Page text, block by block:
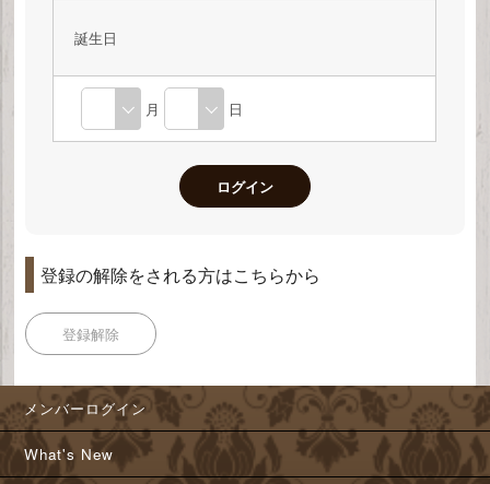
誕生日
月 日
登録の解除をされる方はこちらから
登録解除
メンバーログイン
What's New